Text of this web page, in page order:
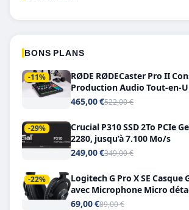
BONS PLANS
-11%
RØDE RØDECaster Pro II
Production Audio Tout-en-
Double USB-C
465,00 €522,00 €
-29%
Crucial P310 SSD 2To PCIe
2280, jusqu’à 7.100 Mo/s
249,00 €349,00 €
-22%
Logitech G Pro X SE Casque
avec Microphone Micro
Headphone X 7.1
69,00 €89,00 €